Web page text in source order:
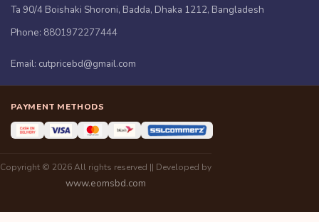
Ta 90/4 Boishaki Shoroni, Badda, Dhaka 1212, Bangladesh
Phone: 8801972277444
Email: cutpricebd@gmail.com
PAYMENT METHODS
Copyright © 2026 All rights reserved || Developed by
www.eomsbd.com